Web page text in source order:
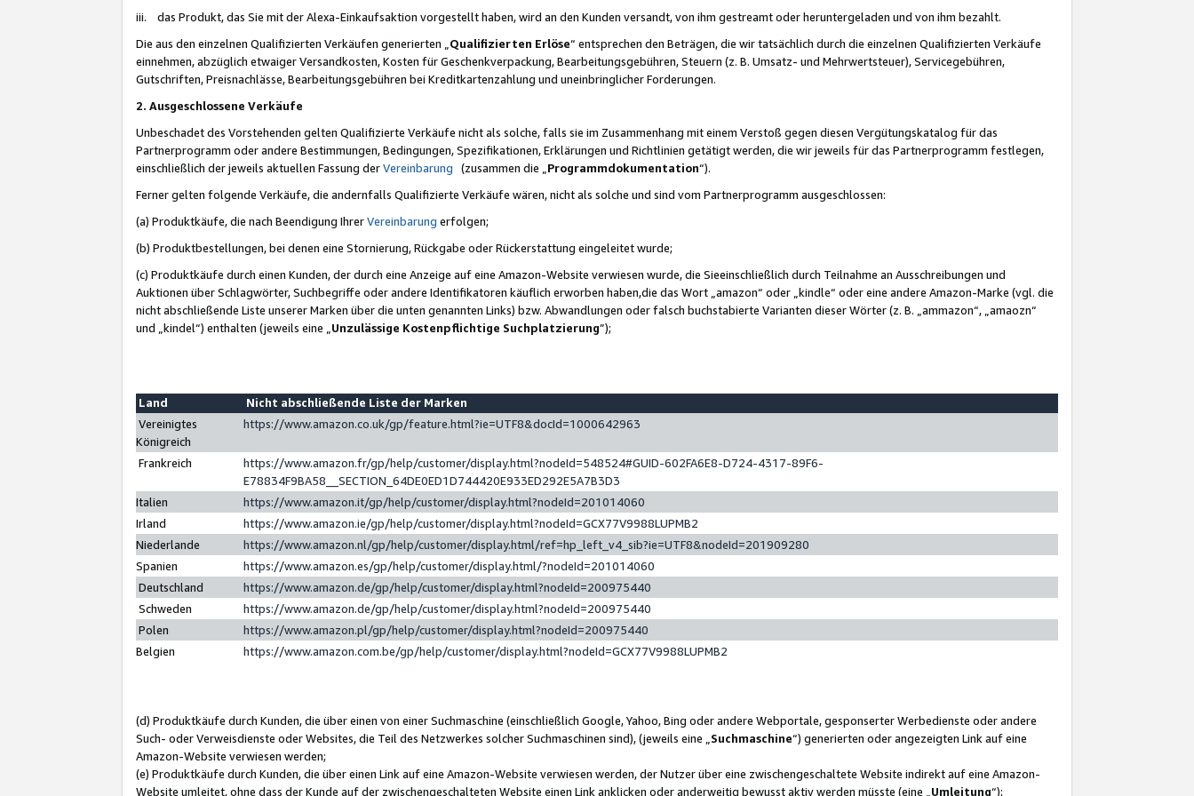
iii. das Produkt, das Sie mit der Alexa-Einkaufsaktion vorgestellt haben, wird an den Kunden versandt, von ihm gestreamt oder heruntergeladen und von ihm bezahlt.
Die aus den einzelnen Qualifizierten Verkäufen generierten „ Qualifizierten Erlöse“ entsprechen den Beträgen, die wir tatsächlich durch die einzelnen Qualifizierten Verkäufe
einnehmen, abzüglich etwaiger Versandkosten, Kosten für Geschenkverpackung, Bearbeitungsgebühren, Steuern (z. B. Umsatz- und Mehrwertsteuer), Servicegebühren,
Gutschriften, Preisnachlässe, Bearbeitungsgebühren bei Kreditkartenzahlung und uneinbringlicher Forderungen.
2. Ausgeschlossene Verkäufe
Unbeschadet des Vorstehenden gelten Qualifizierte Verkäufe nicht als solche, falls sie im Zusammenhang mit einem Verstoß gegen diesen Vergütungskatalog für das
Partnerprogramm oder andere Bestimmungen, Bedingungen, Spezifikationen, Erklärungen und Richtlinien getätigt werden, die wir jeweils für das Partnerprogramm festlegen,
einschließlich der jeweils aktuellen Fassung derVereinbarung (zusammen die „ Programmdokumentation“).
Ferner gelten folgende Verkäufe, die andernfalls Qualifizierte Verkäufe wären, nicht als solche und sind vom Partnerprogramm ausgeschlossen:
(a) Produktkäufe, die nach Beendigung IhrerVereinbarung erfolgen;
(b) Produktbestellungen, bei denen eine Stornierung, Rückgabe oder Rückerstattung eingeleitet wurde;
(c) Produktkäufe durch einen Kunden, der durch eine Anzeige auf eine Amazon-Website verwiesen wurde, die Sieeinschließlich durch Teilnahme an Ausschreibungen und
Auktionen über Schlagwörter, Suchbegriffe oder andere Identifikatoren käuflich erworben haben,die das Wort „amazon“ oder „kindle“ oder eine andere Amazon-Marke (vgl. die
nicht abschließende Liste unserer Marken über die unten genannten Links) bzw. Abwandlungen oder falsch buchstabierte Varianten dieser Wörter (z. B. „ammazon“, „amaozn“
und „kindel“) enthalten (jeweils eine „ Unzulässige Kostenpflichtige Suchplatzierung”);
Land
Nicht abschließende Liste der Marken
Vereinigtes
Königreich
https://www.amazon.co.uk/gp/feature.html?ie=UTF8&docId=1000642963
Frankreich
https://www.amazon.fr/gp/help/customer/display.html?nodeId=548524#GUID-602FA6E8-D724-4317-89F6-
E78834F9BA58__SECTION_64DE0ED1D744420E933ED292E5A7B3D3
Italien
https://www.amazon.it/gp/help/customer/display.html?nodeId=201014060
Irland
https://www.amazon.ie/gp/help/customer/display.html?nodeId=GCX77V9988LUPMB2
Niederlande
https://www.amazon.nl/gp/help/customer/display.html/ref=hp_left_v4_sib?ie=UTF8&nodeId=201909280
Spanien
https://www.amazon.es/gp/help/customer/display.html/?nodeId=201014060
Deutschland
https://www.amazon.de/gp/help/customer/display.html?nodeId=200975440
Schweden
https://www.amazon.de/gp/help/customer/display.html?nodeId=200975440
Polen
https://www.amazon.pl/gp/help/customer/display.html?nodeId=200975440
Belgien
https://www.amazon.com.be/gp/help/customer/display.html?nodeId=GCX77V9988LUPMB2
(d) Produktkäufe durch Kunden, die über einen von einer Suchmaschine (einschließlich Google, Yahoo, Bing oder andere Webportale, gesponserter Werbedienste oder andere
Such- oder Verweisdienste oder Websites, die Teil des Netzwerkes solcher Suchmaschinen sind), (jeweils eine „ Suchmaschine“) generierten oder angezeigten Link auf eine
Amazon-Website verwiesen werden;
(e) Produktkäufe durch Kunden, die über einen Link auf eine Amazon-Website verwiesen werden, der Nutzer über eine zwischengeschaltete Website indirekt auf eine Amazon-
Website umleitet, ohne dass der Kunde auf der zwischengeschalteten Website einen Link anklicken oder anderweitig bewusst aktiv werden müsste (eine „ Umleitung“);